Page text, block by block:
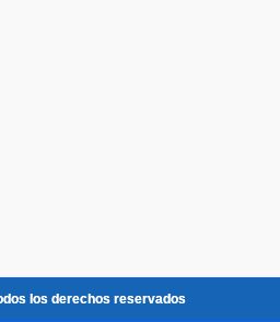
los derechos reservados